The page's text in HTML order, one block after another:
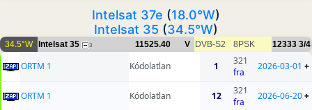
Intelsat 37e (18.0°W)
Intelsat 35 (34.5°W)
34.5°W Intelsat 35 3 11525.40 V DVB-S2 8PSK 12333 3/4
ORTM 1 Kódolatlan 1
321
fra
2026-03-01 +
ORTM 1 Kódolatlan 12
321
fra
2026-06-20+